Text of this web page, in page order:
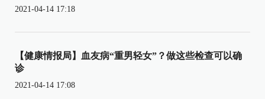
2021-04-14 17:18
【健康情报局】血友病“重男轻女”？做这些检查可以确
诊
2021-04-14 17:08